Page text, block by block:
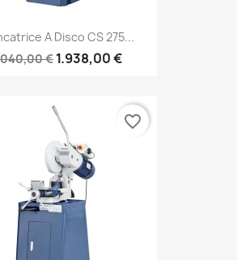
A Disco CS 275...
€ 1.938,00 €
favorite_border